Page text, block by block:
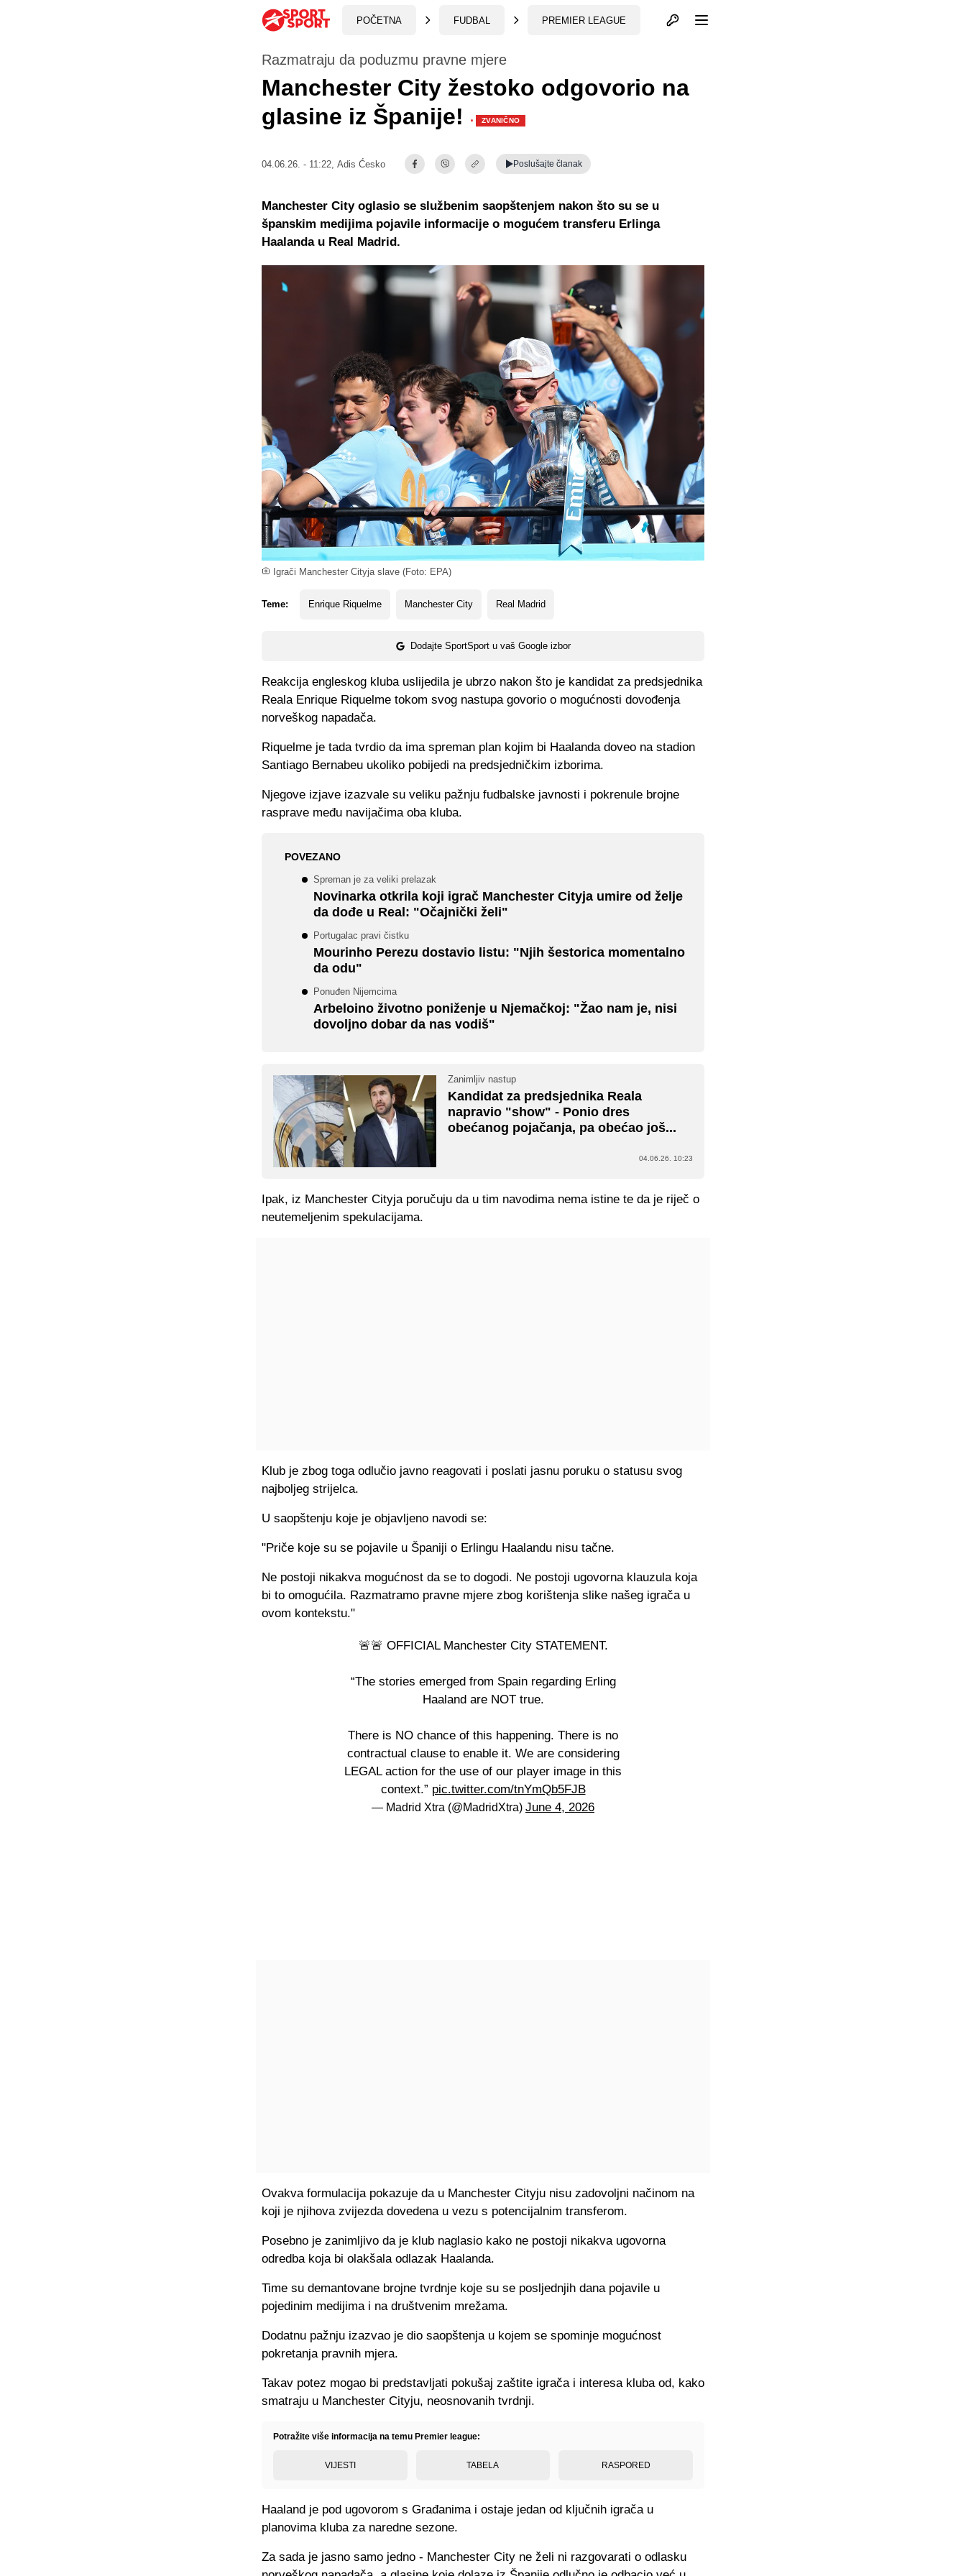
POČETNA FUDBAL PREMIER LEAGUE Otvori profil
Igrači Manchester Cityja slave (Foto: EPA)
Razmatraju da poduzmu pravne mjere
Manchester City žestoko odgovorio na
glasine iz Španije!
· ZVANIČNO
04.06.26. - 11:22, Adis Ćesko Poslušajte članak
Teme: Enrique Riquelme Manchester City Real Madrid
Dodajte SportSport u vaš Google izbor
Manchester City oglasio se službenim saopštenjem nakon što su se u
španskim medijima pojavile informacije o mogućem transferu Erlinga
Haalanda u Real Madrid.
Reakcija engleskog kluba uslijedila je ubrzo nakon što je kandidat za predsjednika
Reala Enrique Riquelme tokom svog nastupa govorio o mogućnosti dovođenja
norveškog napadača.
Riquelme je tada tvrdio da ima spreman plan kojim bi Haalanda doveo na stadion
Santiago Bernabeu ukoliko pobijedi na predsjedničkim izborima.
Njegove izjave izazvale su veliku pažnju fudbalske javnosti i pokrenule brojne
rasprave među navijačima oba kluba.
POVEZANO
Spreman je za veliki prelazak
Novinarka otkrila koji igrač Manchester Cityja umire od želje
da dođe u Real: "Očajnički želi"
Portugalac pravi čistku
Mourinho Perezu dostavio listu: "Njih šestorica momentalno
da odu"
Ponuđen Nijemcima
Arbeloino životno poniženje u Njemačkoj: "Žao nam je, nisi
dovoljno dobar da nas vodiš"
Zanimljiv nastup
Kandidat za predsjednika Reala
napravio "show" - Ponio dres
obećanog pojačanja, pa obećao još...
04.06.26. 10:23
Ipak, iz Manchester Cityja poručuju da u tim navodima nema istine te da je riječ o
neutemeljenim spekulacijama.
Klub je zbog toga odlučio javno reagovati i poslati jasnu poruku o statusu svog
najboljeg strijelca.
U saopštenju koje je objavljeno navodi se:
"Priče koje su se pojavile u Španiji o Erlingu Haalandu nisu tačne.
Ne postoji nikakva mogućnost da se to dogodi. Ne postoji ugovorna klauzula koja
bi to omogućila. Razmatramo pravne mjere zbog korištenja slike našeg igrača u
ovom kontekstu."
🚨🚨 OFFICIAL Manchester City STATEMENT.
“The stories emerged from Spain regarding Erling
Haaland are NOT true.
There is NO chance of this happening. There is no
contractual clause to enable it. We are considering
LEGAL action for the use of our player image in this
context.” pic.twitter.com/tnYmQb5FJB
— Madrid Xtra (@MadridXtra) June 4, 2026
Ovakva formulacija pokazuje da u Manchester Cityju nisu zadovoljni načinom na
koji je njihova zvijezda dovedena u vezu s potencijalnim transferom.
Posebno je zanimljivo da je klub naglasio kako ne postoji nikakva ugovorna
odredba koja bi olakšala odlazak Haalanda.
Time su demantovane brojne tvrdnje koje su se posljednjih dana pojavile u
pojedinim medijima i na društvenim mrežama.
Dodatnu pažnju izazvao je dio saopštenja u kojem se spominje mogućnost
pokretanja pravnih mjera.
Takav potez mogao bi predstavljati pokušaj zaštite igrača i interesa kluba od, kako
smatraju u Manchester Cityju, neosnovanih tvrdnji.
Potražite više informacija na temu Premier league:
VIJESTI TABELA RASPORED
Haaland je pod ugovorom s Građanima i ostaje jedan od ključnih igrača u
planovima kluba za naredne sezone.
Za sada je jasno samo jedno - Manchester City ne želi ni razgovarati o odlasku